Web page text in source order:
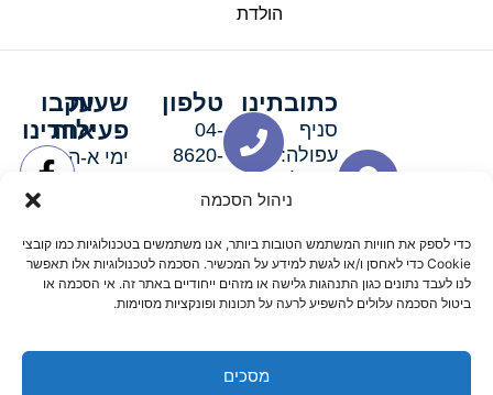
ניהול הסכמה
כדי לספק את חוויות המשתמש הטובות ביותר, אנו משתמשים בטכנולוגיות כמו קובצי
Cookie כדי לאחסן ו/או לגשת למידע על המכשיר. הסכמה לטכנולוגיות אלו תאפשר
לנו לעבד נתונים כגון התנהגות גלישה או מזהים ייחודיים באתר זה. אי הסכמה או
ביטול הסכמה עלולים להשפיע לרעה על תכונות ופונקציות מסוימות.
מסכים
הולדת
כתובתינו
סניף
עפולה:
סניף מגדל
האלה 19
טלפון
04-
8620-
שעות
פעילות
ימי א-ה:
ימי שישי
וערבי חג:
8:30-
15:00
עקבו
אחרינו